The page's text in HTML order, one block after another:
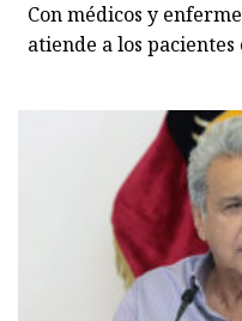
Con médicos y
atiende a los pacientes